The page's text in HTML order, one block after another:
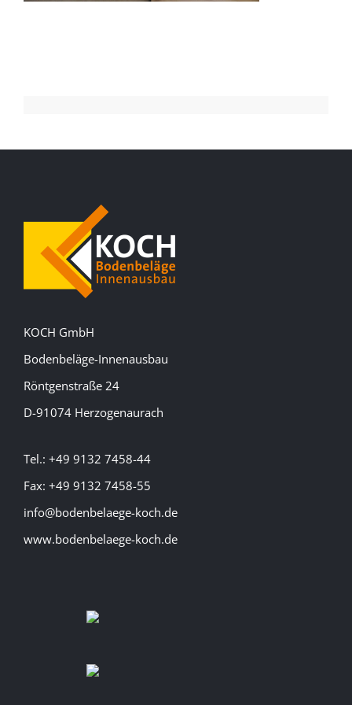
KOCH GmbH
Bodenbeläge-Innenausbau
Röntgenstraße 24
D-91074 Herzogenaurach
Tel.: +49 9132 7458-44
Fax: +49 9132 7458-55
info@bodenbelaege-koch.de
www.bodenbelaege-koch.de